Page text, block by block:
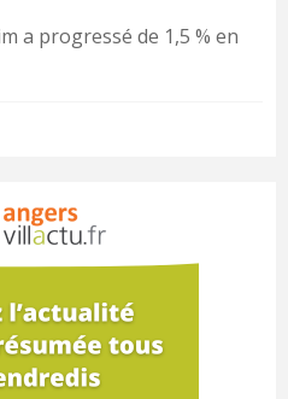
a progressé de 1,5 % en